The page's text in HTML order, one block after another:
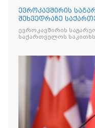
ევროკავშირის
შეხვედრაზე
ევროკავშირის
საქართველოს საკითხს